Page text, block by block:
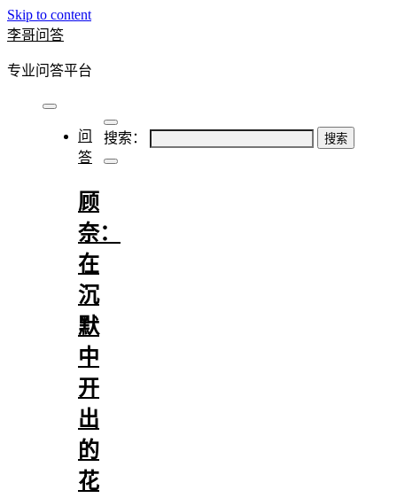
Skip to content
李哥问答
专业问答平台
搜索：
问
答
顾
奈：
在
沉
默
中
开
出
的
花